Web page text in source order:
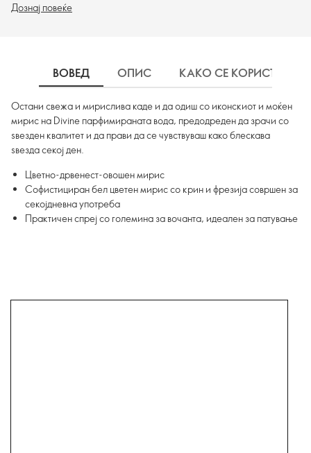
Дознај повеќе
ВОВЕД ОПИС КАКО СЕ КОРИСТИ
Остани свежа и мирислива каде и да одиш со иконскиот и моќен
мирис на Divine парфимираната вода, предодреден да зрачи со
ѕвезден квалитет и да прави да се чувствуваш како блескава
ѕвезда секој ден.
Цветно-дрвенест-овошен мирис
Софистициран бел цветен мирис со крин и фрезија совршен за
секојдневна употреба
Практичен спреј со големина за вочанта, идеален за патување